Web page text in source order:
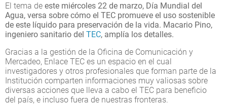
El tema de este miércoles 22 de marzo, Día Mundial del
Agua, versa sobre cómo el TEC promueve el uso sostenible
de este líquido para preservación de la vida. Macario Pino,
ingeniero sanitario del TEC, amplía los detalles.
Gracias a la gestión de la Oficina de Comunicación y
Mercadeo, Enlace TEC es un espacio en el cual
investigadores y otros profesionales que forman parte de la
Institución comparten informaciones muy valiosas sobre
diversas acciones que lleva a cabo el TEC para beneficio
del país, e incluso fuera de nuestras fronteras.